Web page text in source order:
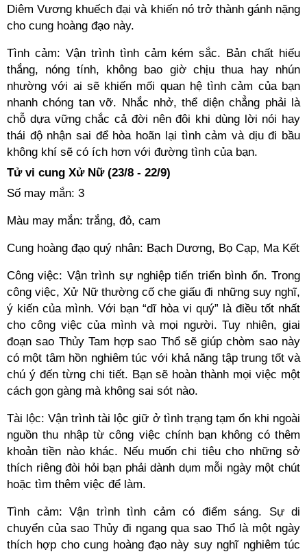
Diêm Vương khuếch đại và khiến nó trở thành gánh nặng
cho cung hoàng đạo này.
Tình cảm: Vận trình tình cảm kém sắc. Bản chất hiếu
thắng, nóng tính, không bao giờ chịu thua hay nhún
nhường với ai sẽ khiến mối quan hệ tình cảm của bạn
nhanh chóng tan vỡ. Nhắc nhở, thể diện chẳng phải là
chỗ dựa vững chắc cả đời nên đôi khi dùng lời nói hay
thái độ nhận sai để hòa hoãn lại tình cảm và dịu đi bầu
không khí sẽ có ích hơn với đường tình của bạn.
Tử vi cung Xử Nữ (23/8 - 22/9)
Số may mắn: 3
Màu may mắn: trắng, đỏ, cam
Cung hoàng đạo quý nhân: Bạch Dương, Bọ Cạp, Ma Kết
Công việc: Vận trình sự nghiệp tiến triển bình ổn. Trong
công việc, Xử Nữ thường cố che giấu đi những suy nghĩ,
ý kiến của mình. Với bạn “dĩ hòa vi quý” là điều tốt nhất
cho công việc của mình và mọi người. Tuy nhiên, giai
đoạn sao Thủy Tam hợp sao Thổ sẽ giúp chòm sao này
có một tâm hồn nghiêm túc với khả năng tập trung tốt và
chú ý đến từng chi tiết. Bạn sẽ hoàn thành mọi việc một
cách gọn gàng mà không sai sót nào.
Tài lộc: Vận trình tài lộc giữ ở tình trạng tạm ổn khi ngoài
nguồn thu nhập từ công việc chính bạn không có thêm
khoản tiền nào khác. Nếu muốn chi tiêu cho những sở
thích riêng đòi hỏi bạn phải dành dụm mỗi ngày một chút
hoặc tìm thêm việc để làm.
Tình cảm: Vận trình tình cảm có điểm sáng. Sự di
chuyển của sao Thủy đi ngang qua sao Thổ là một ngày
thích hợp cho cung hoàng đạo này suy nghĩ nghiêm túc